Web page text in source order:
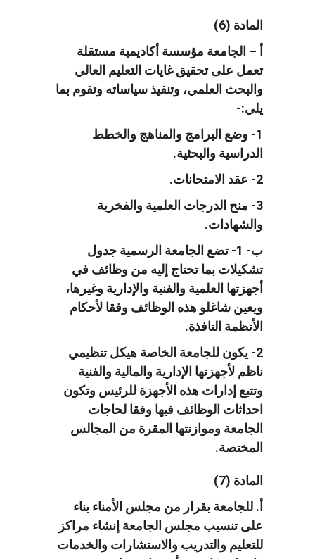
المادة (6)
أ – الجامعة مؤسسة أكاديمية مستقلة
تعمل على تحقيق غايات التعليم العالي
والبحث العلمي، وتنفيذ سياساته وتقوم بما
يلي:-
1- وضع البرامج والمناهج والخطط
الدراسية والبحثية.
2- عقد الامتحانات.
3- منح الدرجات العلمية والفخرية
والشهادات.
ب- 1- تضع الجامعة الرسمية جدول
تشكيلات بما تحتاج إليه من وظائف في
أجهزتها العلمية والفنية والإدارية وغيرها،
ويعين شاغلو هذه الوظائف وفقا لأحكام
الأنظمة النافذة.
2- يكون للجامعة الخاصة هيكل تنظيمي
ناظم لأجهزتها الإدارية والمالية والفنية
وتتبع إدارات هذه الأجهزة للرئيس وتكون
احداثات الوظائف فيها وفقا لحاجات
الجامعة وموازنتها المقرة من المجالس
المختصة.
المادة (7)
أ. للجامعة بقرار من مجلس الأمناء بناء
على تنسيب مجلس الجامعة إنشاء مراكز
للتعليم والتدريب والاستشارات والخدمات